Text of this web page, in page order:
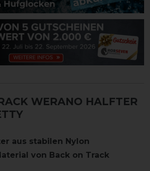
WERANO HALFTER
aus stabilen Nylon
von Back on Track